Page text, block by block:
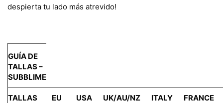
despierta tu lado más atrevido!
GUÍA DE
TALLAS –
SUBBLIME
TALLAS EU USA UK/AU/NZ ITALY FRANCE